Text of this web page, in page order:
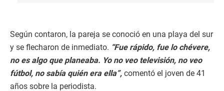
Según contaron, la pareja se conoció en una playa del sur
y se flecharon de inmediato. “Fue rápido, fue lo chévere,
no es algo que planeaba. Yo no veo televisión, no veo
fútbol, no sabía quién era ella”, comentó el joven de 41
años sobre la periodista.